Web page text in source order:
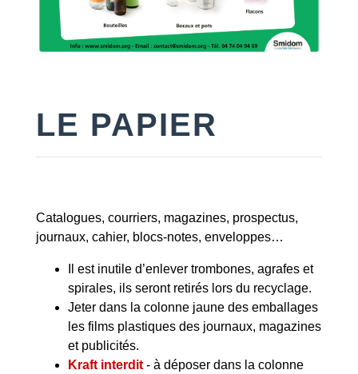
LE PAPIER
Catalogues, courriers, magazines, prospectus,
journaux, cahier, blocs-notes, enveloppes…
Il est inutile d’enlever trombones, agrafes et
spirales, ils seront retirés lors du recyclage.
Jeter dans la colonne jaune des emballages
les films plastiques des journaux, magazines
et publicités.
Kraft interdit - à déposer dans la colonne